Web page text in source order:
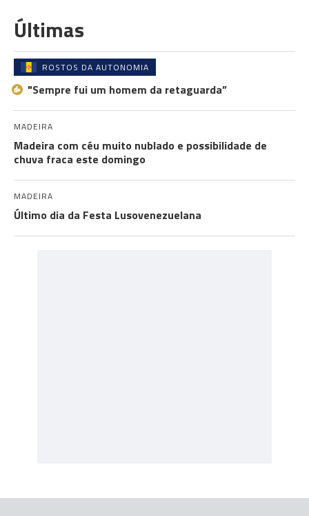
Últimas
ROSTOS DA AUTONOMIA
"Sempre fui um homem da retaguarda”
MADEIRA
Madeira com céu muito nublado e possibilidade de
chuva fraca este domingo
MADEIRA
Último dia da Festa Lusovenezuelana